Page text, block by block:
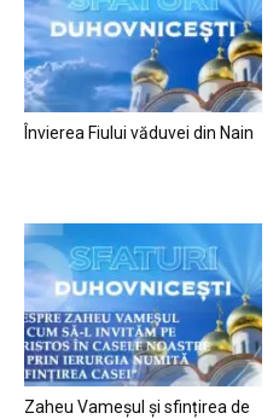
Învierea Fiului văduvei din Nain
Zaheu Vameșul și sfințirea de